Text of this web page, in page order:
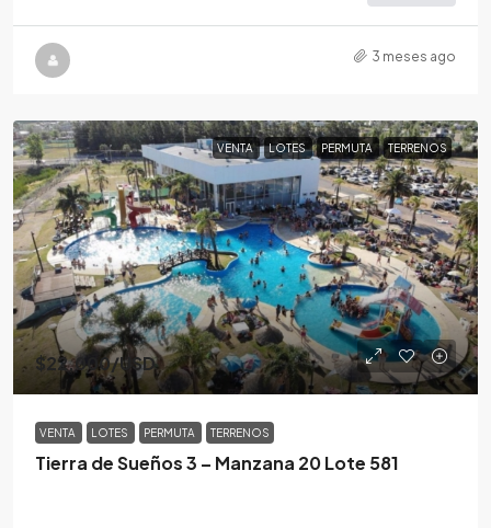
3 meses ago
VENTA LOTES PERMUTA TERRENOS
$22,000/USD
VENTA LOTES PERMUTA TERRENOS
Tierra de Sueños 3 – Manzana 20 Lote 581